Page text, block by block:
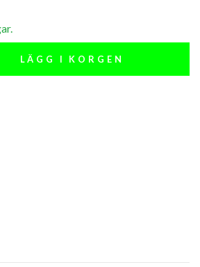
LÄGG I KORGEN